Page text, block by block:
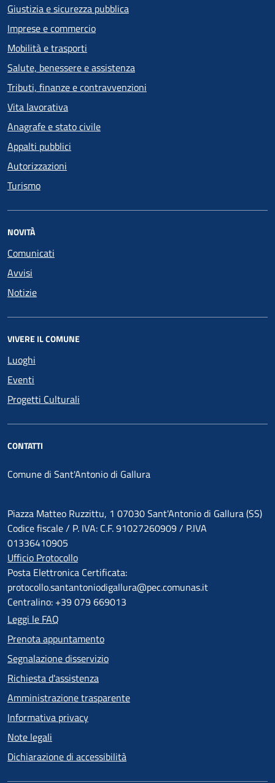
Giustizia e sicurezza pubblica
Imprese e commercio
Mobilità e trasporti
Salute, benessere e assistenza
Tributi, finanze e contravvenzioni
Vita lavorativa
Anagrafe e stato civile
Appalti pubblici
Autorizzazioni
Turismo
NOVITÀ
Comunicati
Avvisi
Notizie
VIVERE IL COMUNE
Luoghi
Eventi
Progetti Culturali
CONTATTI
Comune di Sant'Antonio di Gallura
Piazza Matteo Ruzzittu, 1 07030 Sant'Antonio di Gallura (SS)
Codice fiscale / P. IVA: C.F. 91027260909 / P.IVA
01336410905
Ufficio Protocollo
Posta Elettronica Certificata:
protocollo.santantoniodigallura@pec.comunas.it
Centralino: +39 079 669013
Leggi le FAQ
Prenota appuntamento
Segnalazione disservizio
Richiesta d'assistenza
Amministrazione trasparente
Informativa privacy
Note legali
Dichiarazione di accessibilità